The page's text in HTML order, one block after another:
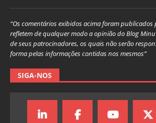
“Os comentários exibidos acima foram publicados
refletem de qualquer modo a opinião do Blog
de seus patrocinadores, os quais não serão
forma pelas informações contidas nos mesmos”
SIGA-NOS